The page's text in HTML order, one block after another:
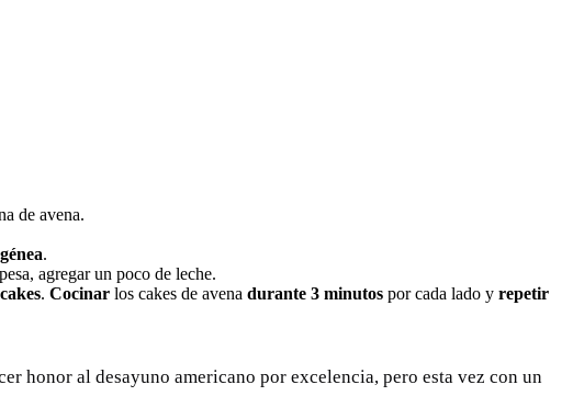
de avena.
.
agregar un poco de leche.
. Cocinar los cakes de avena durante 3 minutos por cada lado y repetir
honor al desayuno americano por excelencia, pero esta vez con un